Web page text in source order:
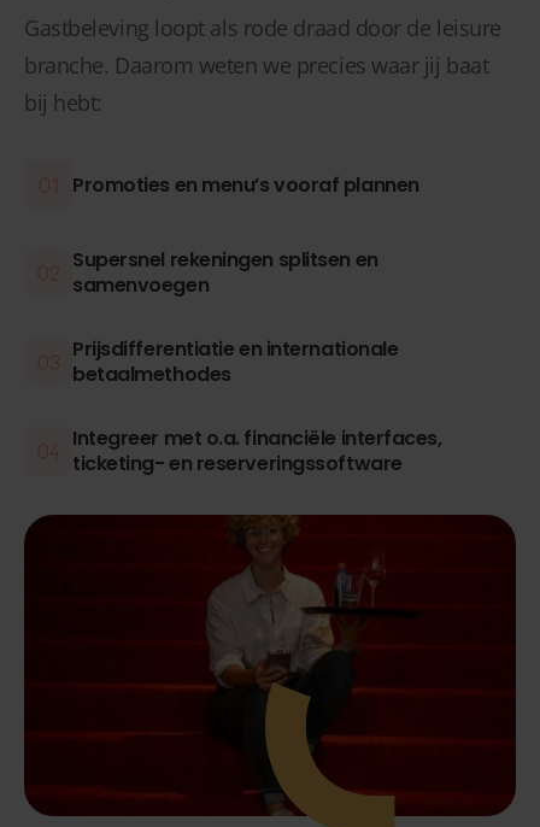
Gastbeleving loopt als rode draad door de leisure
branche. Daarom weten we precies waar jij baat
bij hebt:
Promoties en menu’s vooraf plannen
Supersnel rekeningen splitsen en
samenvoegen
Prijsdifferentiatie en internationale
betaalmethodes
Integreer met o.a. financiële interfaces,
ticketing- en reserveringssoftware